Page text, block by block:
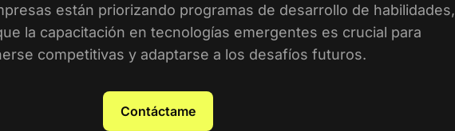
están priorizando programas de desarrollo de habilidades,
la capacitación en tecnologías emergentes es crucial para
competitivas y adaptarse a los desafíos futuros.
Contáctame